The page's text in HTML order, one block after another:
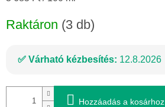
Raktáron (3 db)
Várható kézbesítés: 12.8.2026
Hozzáadás a kosárhoz